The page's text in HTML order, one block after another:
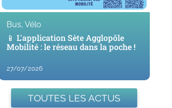
📱 L'application Sète Agglopôle
Mobilité : le réseau dans la poche !
Bus, Vélo
27/07/2026
TOUTES LES ACTUS